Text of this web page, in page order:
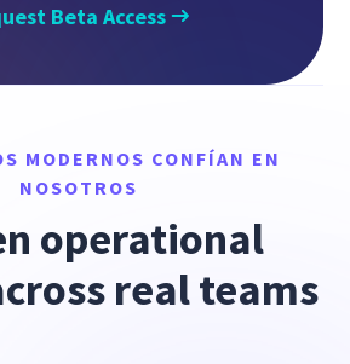
Beta Access
MODERNOS CONFÍAN EN
NOSOTROS
operational
real teams